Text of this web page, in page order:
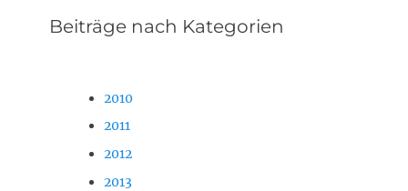
Beiträge nach Kategorien
2010
2011
2012
2013